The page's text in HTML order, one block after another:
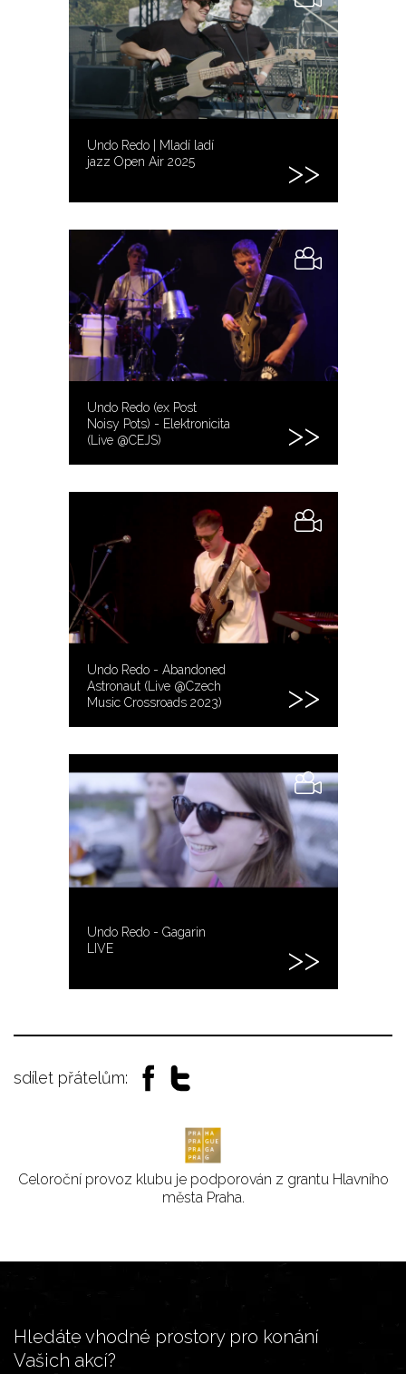
Undo Redo | Mladí ladí
jazz Open Air 2025
Undo Redo (ex Post
Noisy Pots) - Elektronicita
(Live @CEJS)
Undo Redo - Abandoned
Astronaut (Live @Czech
Music Crossroads 2023)
Undo Redo - Gagarin
LIVE
sdílet přátelům:
Celoroční provoz klubu je podporován z grantu Hlavního
města Praha.
Hledáte vhodné prostory pro konání
Vašich akcí?